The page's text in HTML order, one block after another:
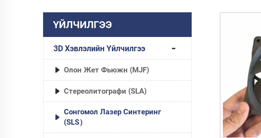
ҮЙЛЧИЛГЭЭ
3D Хэвлэлийн Үйлчилгээ
Олон Жет Фьюжн (MJF)
Стереолитографи (SLA)
Сонгомол Лазер Синтеринг
(SLS）